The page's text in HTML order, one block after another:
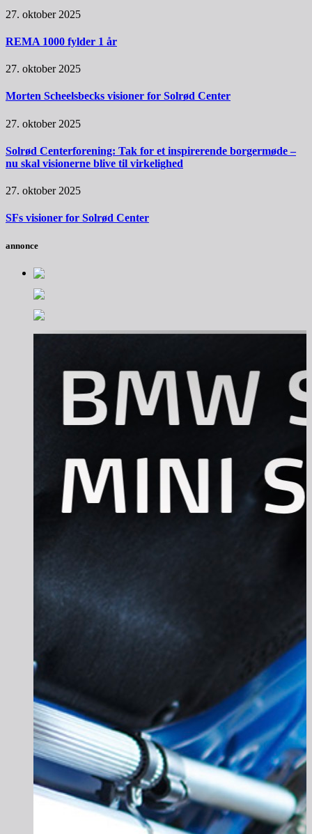
27. oktober 2025
REMA 1000 fylder 1 år
27. oktober 2025
Morten Scheelsbecks visioner for Solrød Center
27. oktober 2025
Solrød Centerforening: Tak for et inspirerende borgermøde –
nu skal visionerne blive til virkelighed
27. oktober 2025
SFs visioner for Solrød Center
annonce